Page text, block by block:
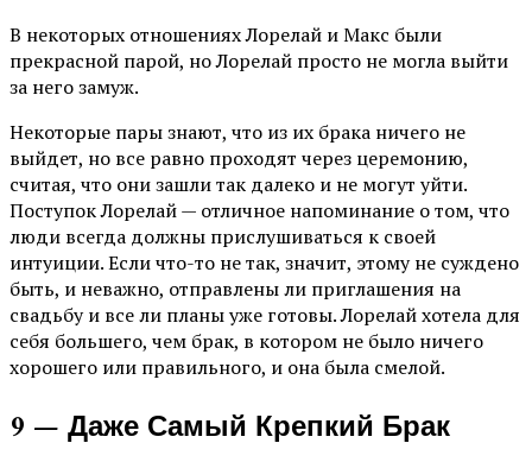
В некоторых отношениях Лорелай и Макс были
прекрасной парой, но Лорелай просто не могла выйти
за него замуж.
Некоторые пары знают, что из их брака ничего не
выйдет, но все равно проходят через церемонию,
считая, что они зашли так далеко и не могут уйти.
Поступок Лорелай — отличное напоминание о том, что
люди всегда должны прислушиваться к своей
интуиции. Если что-то не так, значит, этому не суждено
быть, и неважно, отправлены ли приглашения на
свадьбу и все ли планы уже готовы. Лорелай хотела для
себя большего, чем брак, в котором не было ничего
хорошего или правильного, и она была смелой.
9 — Даже Самый Крепкий Брак